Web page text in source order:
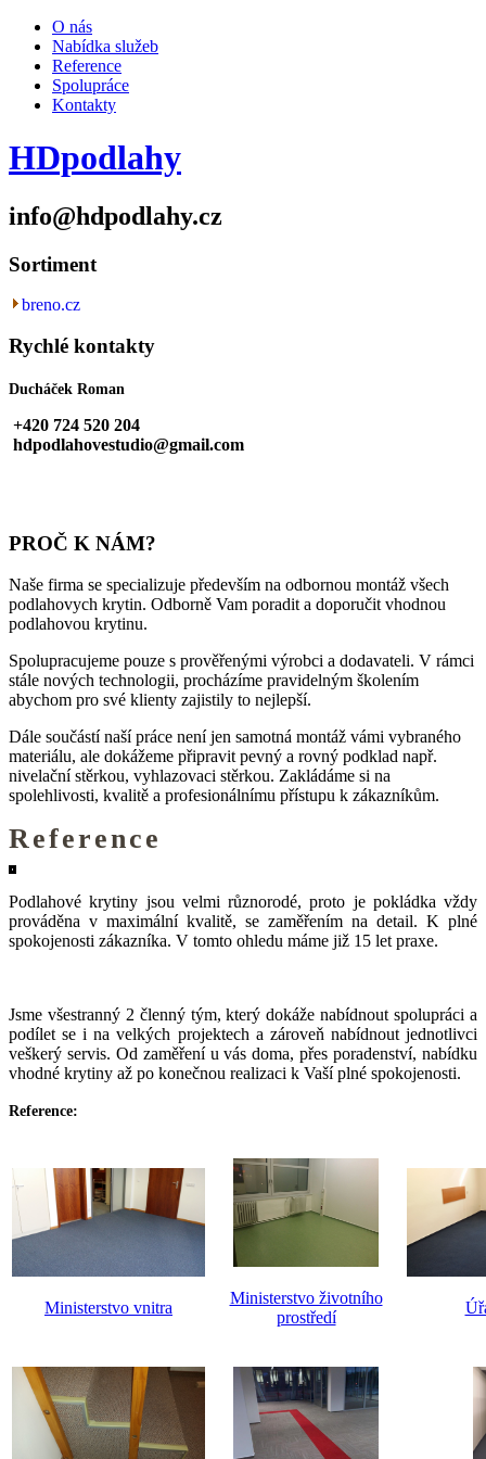
O nás
Nabídka služeb
Reference
Spolupráce
Kontakty
HDpodlahy
info@hdpodlahy.cz
Sortiment
breno.cz
Rychlé kontakty
Ducháček Roman
+420 724 520 204
hdpodlahovestudio@gmail.com
PROČ K NÁM?
Naše firma se specializuje především na odbornou montáž všech
podlahovych krytin. Odborně Vam poradit a doporučit vhodnou
podlahovou krytinu.
Spolupracujeme pouze s prověřenými výrobci a dodavateli. V rámci
stále nových technologii, procházíme pravidelným školením
abychom pro své klienty zajistily to nejlepší.
Dále součástí naší práce není jen samotná montáž vámi vybraného
materiálu, ale dokážeme připravit pevný a rovný podklad např.
nivelační stěrkou, vyhlazovaci stěrkou. Zakládáme si na
spolehlivosti, kvalitě a profesionálnímu přístupu k zákazníkům.
Reference
Podlahové krytiny jsou velmi různorodé, proto je pokládka vždy
prováděna v maximální kvalitě, se zaměřením na detail. K plné
spokojenosti zákazníka. V tomto ohledu máme již 15 let praxe.
Jsme všestranný 2 členný tým, který dokáže nabídnout spolupráci a
podílet se i na velkých projektech a zároveň nabídnout jednotlivci
veškerý servis. Od zaměření u vás doma, přes poradenství, nabídku
vhodné krytiny až po konečnou realizaci k Vaší plné spokojenosti.
Reference:
Ministerstvo vnitra
Ministerstvo životního
prostředí